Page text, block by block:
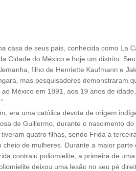
casa de seus pais, conhecida como La
Cidade do México e hoje um distrito.
filho de Henriette Kaufmann e
mas pesquisadores demonstraram
México em 1891, aos 19 anos de
era uma católica devota de origem
de Guillermo, durante o nascimento
quatro filhas, sendo Frida a
de mulheres. Durante a maior
contraiu poliomielite, a primeira de
deixou uma lesão no seu pé